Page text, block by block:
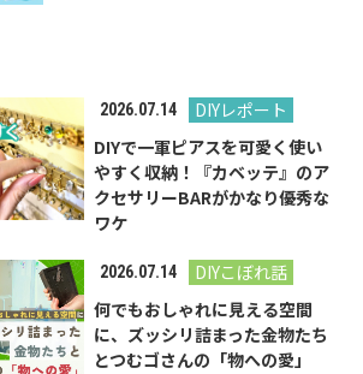
2026.07.14
DIYレポート
DIYで一軍ピアスを可愛く使い
やすく収納！『カベッテ』のア
クセサリーBARがかなり優秀な
ワケ
2026.07.14
DIYこぼれ話
何でもおしゃれに見える空間
に、ズッシリ詰まった金物たち
とつむゴさんの「物への愛」